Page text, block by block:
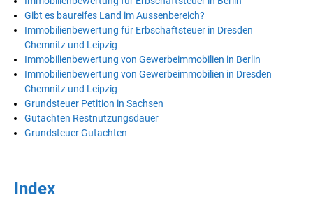
Gibt es baureifes Land im Aussenbereich?
Immobilienbewertung für Erbschaftsteuer in Dresden
Chemnitz und Leipzig
Immobilienbewertung von Gewerbeimmobilien in Berlin
Immobilienbewertung von Gewerbeimmobilien in Dresden
Chemnitz und Leipzig
Grundsteuer Petition in Sachsen
Gutachten Restnutzungsdauer
Grundsteuer Gutachten
Index